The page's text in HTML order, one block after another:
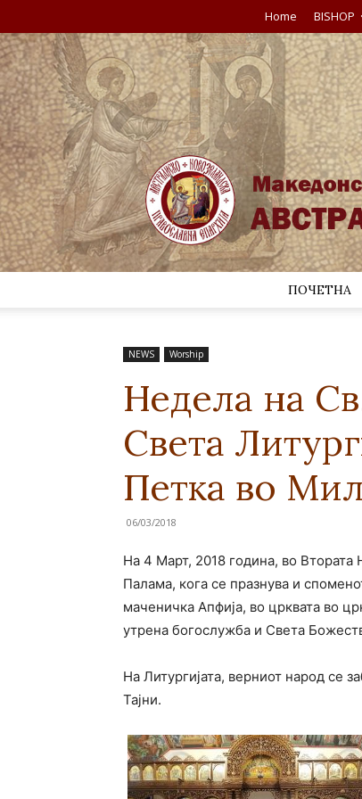
Home BISHOP
ПОЧЕТНА
NEWS Worship
Недела на
Света
Петка во
06/03/2018
На 4 Март, 2018 година, во Втората
Палама, кога се празнува и
маченичка Апфија, во црквата во
утрена богослужба и Света
На Литургијата, верниот народ се
Тајни.